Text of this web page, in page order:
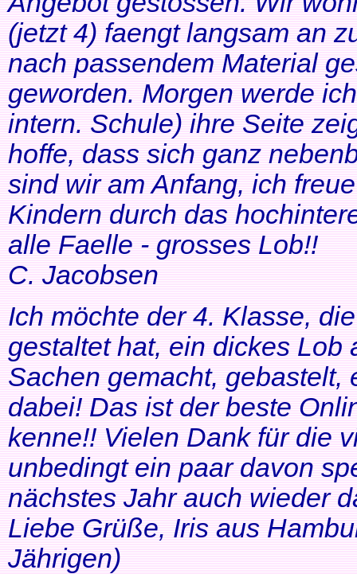
(jetzt 4) faengt langsam an
nach passendem Material
geworden. Morgen werde
intern. Schule) ihre Seite
hoffe, dass sich ganz
sind wir am Anfang, ich
Kindern durch das
alle Faelle - grosses Lob!!
C. Jacobsen
Ich möchte der 4. Klasse,
gestaltet hat, ein dickes Lob
Sachen gemacht, gebastelt,
dabei! Das ist der beste
kenne!! Vielen Dank für die
unbedingt ein paar davon
nächstes Jahr auch wieder
Liebe Grüße, Iris aus
Jährigen)